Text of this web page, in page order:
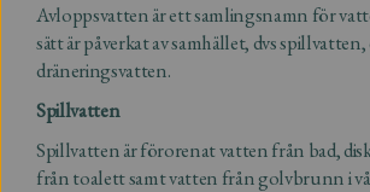
Avloppsvatten är ett samlingsnamn för
sätt är påverkat av samhället, dvs
dräneringsvatten.
Spillvatten
Spillvatten är förorenat vatten från bad,
från toalett samt vatten från golvbrunn i